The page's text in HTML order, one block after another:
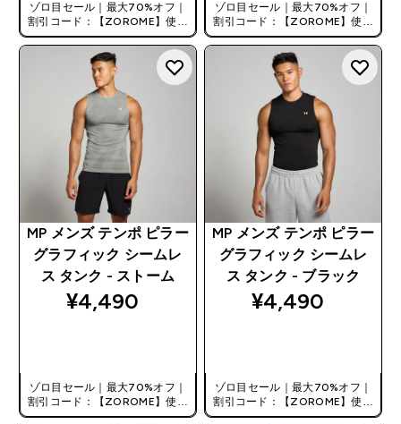
ゾロ目セール｜最大70%オフ｜
割引コード：【ZOROME】使用
で追加10%オフ！
ゾロ目セール｜最大70%オフ｜
割引コード：【ZOROME】使用
で追加10%オフ！
MP メンズ テンポ ピラー
グラフィック シームレ
ス タンク - ストーム
¥4,490‎
ゾロ目セール｜最大70%オフ｜
割引コード：【ZOROME】使用
で追加10%オフ！
MP メンズ テンポ ピラー
グラフィック シームレ
ス タンク - ブラック
¥4,490‎
ゾロ目セール｜最大70%オフ｜
割引コード：【ZOROME】使用
で追加10%オフ！